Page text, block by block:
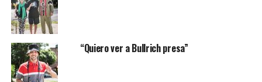
“Quiero ver a Bullrich presa”